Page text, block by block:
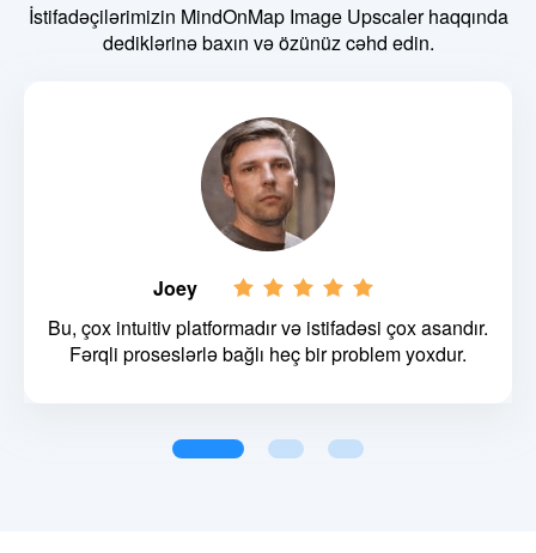
İstifadəçilərimizin MindOnMap Image Upscaler haqqında
dediklərinə baxın və özünüz cəhd edin.
Joey
Bu, çox intuitiv platformadır və istifadəsi çox asandır.
Fərqli proseslərlə bağlı heç bir problem yoxdur.